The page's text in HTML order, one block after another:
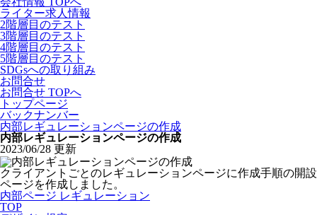
ライター求人情報
2階層目のテスト
3階層目のテスト
4階層目のテスト
5階層目のテスト
SDGsへの取り組み
お問合せ
お問合せ TOPへ
トップページ
バックナンバー
内部レギュレーションページの作成
内部レギュレーションページの作成
2023/06/28 更新
クライアントごとのレギュレーションページに作成手順の開設
ページを作成しました。
内部ページ レギュレーション
TOP